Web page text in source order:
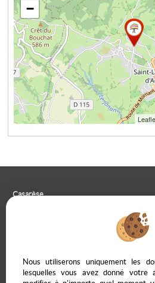
−
Casarèse
09 85 65 95
Nous utiliserons uniquement les
lesquelles vous avez donné votre